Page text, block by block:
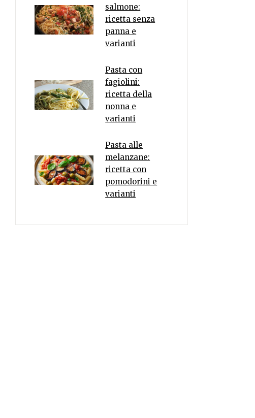
salmone:
ricetta senza
panna e
varianti
Pasta con
fagiolini:
ricetta della
nonna e
varianti
Pasta alle
melanzane:
ricetta con
pomodorini e
varianti